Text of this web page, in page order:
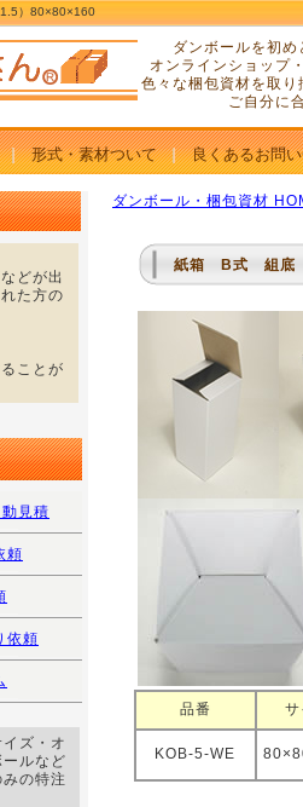
）80×80×160
ダンボールを初
オンラインショップ
色々な梱包資材を取
ご自分に
形式・素材ついて
良くあるお問
ダンボール・梱包資材
紙箱 B式 組底
品番
KOB-5-WE
どが出
た方の
ことが
見積
頼
依頼
ズ・オ
ルなど
の特注